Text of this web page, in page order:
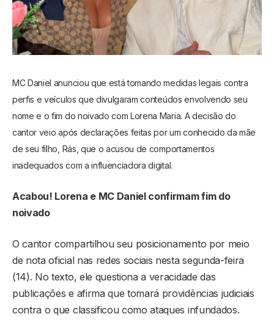
MC Daniel anunciou que está tomando medidas legais contra
perfis e veículos que divulgaram conteúdos envolvendo seu
nome e o fim do noivado com Lorena Maria. A decisão do
cantor veio após declarações feitas por um conhecido da mãe
de seu filho, Rás, que o acusou de comportamentos
inadequados com a influenciadora digital.
Acabou! Lorena e MC Daniel confirmam fim do
noivado
O cantor compartilhou seu posicionamento por meio
de nota oficial nas redes sociais nesta segunda-feira
(14). No texto, ele questiona a veracidade das
publicações e afirma que tomará providências judiciais
contra o que classificou como ataques infundados.